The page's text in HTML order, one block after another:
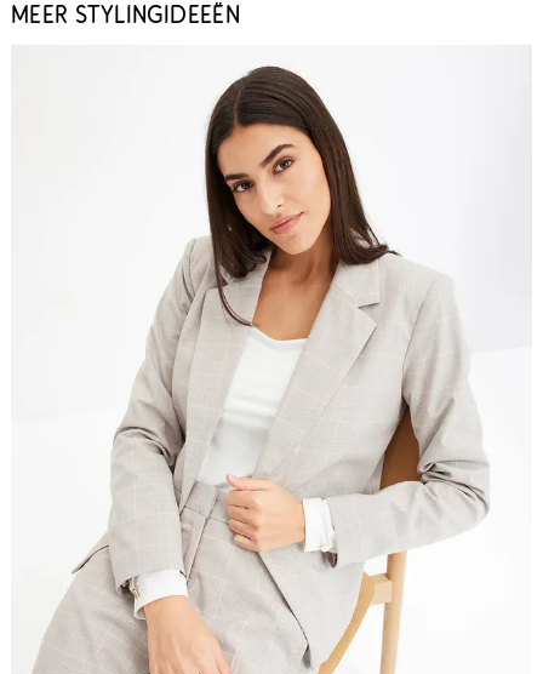
MEER STYLINGIDEEËN